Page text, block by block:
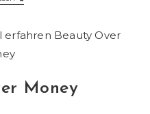
Money